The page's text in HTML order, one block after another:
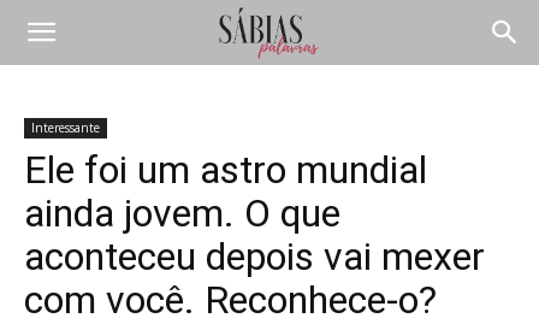
Interessante
Ele foi um astro mundial
ainda jovem. O que
aconteceu depois vai mexer
com você. Reconhece-o?